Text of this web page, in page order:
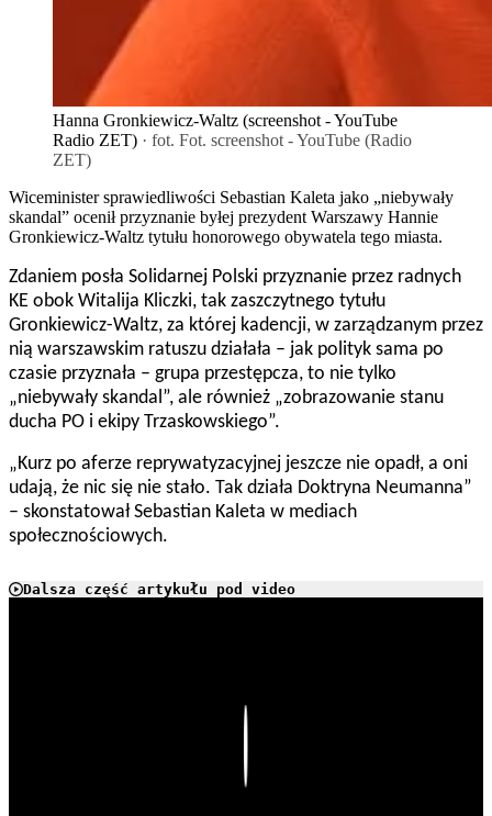
Hanna Gronkiewicz-Waltz (screenshot - YouTube
Radio ZET) · fot. Fot. screenshot - YouTube (Radio
ZET)
Wiceminister sprawiedliwości Sebastian Kaleta jako „niebywały
skandal” ocenił przyznanie byłej prezydent Warszawy Hannie
Gronkiewicz-Waltz tytułu honorowego obywatela tego miasta.
Zdaniem posła Solidarnej Polski przyznanie przez radnych
KE obok Witalija Kliczki, tak zaszczytnego tytułu
Gronkiewicz-Waltz, za której kadencji, w zarządzanym przez
nią warszawskim ratuszu działała – jak polityk sama po
czasie przyznała – grupa przestępcza, to nie tylko
„niebywały skandal”, ale również „zobrazowanie stanu
ducha PO i ekipy Trzaskowskiego”.
„Kurz po aferze reprywatyzacyjnej jeszcze nie opadł, a oni
udają, że nic się nie stało. Tak działa Doktryna Neumanna”
– skonstatował Sebastian Kaleta w mediach
społecznościowych.
Dalsza część artykułu pod video